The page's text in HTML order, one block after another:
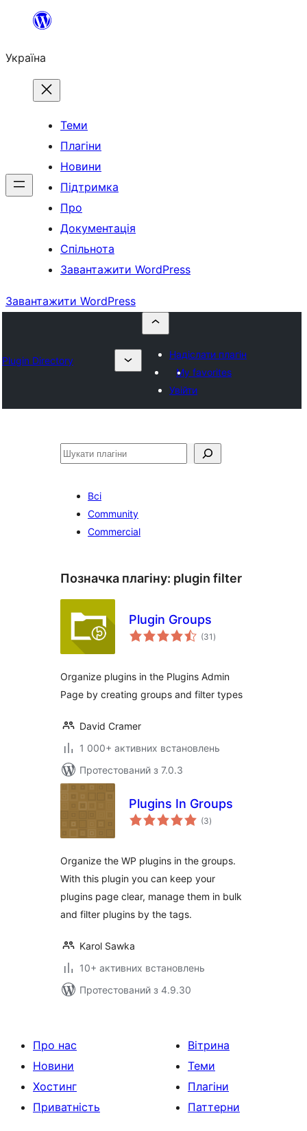
Перейти
вмісту
Україна
Теми
Плагіни
Новини
Підтримка
Про
Документація
Спільнота
Завантажити WordPress
Завантажити WordPress
Plugin Directory
Надіслати плагін
My favorites
Увійти
Пошук
Всі
Community
Commercial
Позначка плагіну: plugin filter
Plugin Groups
(31 загальний
рейтинг
)
Organize plugins in the Plugins Admin
Page by creating groups and filter types
David Cramer
1 000+ активних встановлень
Протестований з 7.0.3
Plugins In Groups
(3загальний
рейтинг
)
Organize the WP plugins in the groups.
With this plugin you can keep your
plugins page clear, manage them in bulk
and filter plugins by the tags.
Karol Sawka
10+ активних встановлень
Протестований з 4.9.30
Про нас
Новини
Хостинг
Приватність
Вітрина
Теми
Плагіни
Паттерни